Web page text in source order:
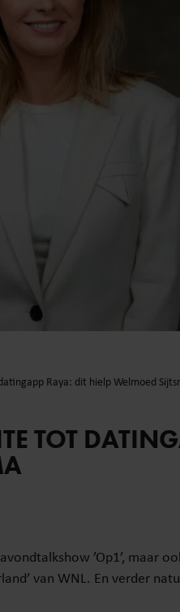
Raya: dit hielp Welmoed
TOT
’Op1’, maar
van WNL. En verder